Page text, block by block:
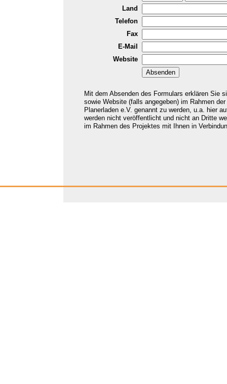
Land
Telefon
Fax
E-Mail
Website
Mit dem Absenden des Formulars erklären Sie
sowie Website (falls angegeben) im Rahmen
Planerladen e.V. genannt zu werden, u.a. hier
werden nicht veröffentlicht und nicht an Dritte
im Rahmen des Projektes mit Ihnen in